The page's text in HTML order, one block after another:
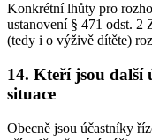
Konkrétní lhůty pro
ustanovení § 471 odst. 2
(tedy i o výživě dítěte)
14. Kteří jsou další
situace
Obecně jsou účastníky